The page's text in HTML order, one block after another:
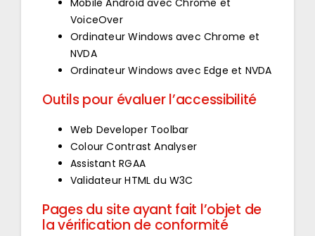
Mobile Android avec Chrome et
VoiceOver
Ordinateur Windows avec Chrome et
NVDA
Ordinateur Windows avec Edge et NVDA
Outils pour évaluer l’accessibilité
Web Developer Toolbar
Colour Contrast Analyser
Assistant RGAA
Validateur HTML du W3C
Pages du site ayant fait l’objet de
la vérification de conformité